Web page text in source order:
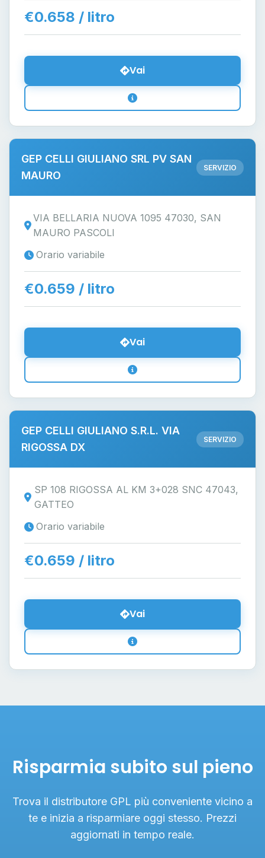
€0.658 / litro
Vai
GEP CELLI GIULIANO SRL PV SAN
MAURO
SERVIZIO
VIA BELLARIA NUOVA 1095 47030, SAN
MAURO PASCOLI
Orario variabile
€0.659 / litro
Vai
GEP CELLI GIULIANO S.R.L. VIA
RIGOSSA DX
SERVIZIO
SP 108 RIGOSSA AL KM 3+028 SNC 47043,
GATTEO
Orario variabile
€0.659 / litro
Vai
Risparmia subito sul pieno
Trova il distributore GPL più conveniente vicino a
te e inizia a risparmiare oggi stesso. Prezzi
aggiornati in tempo reale.